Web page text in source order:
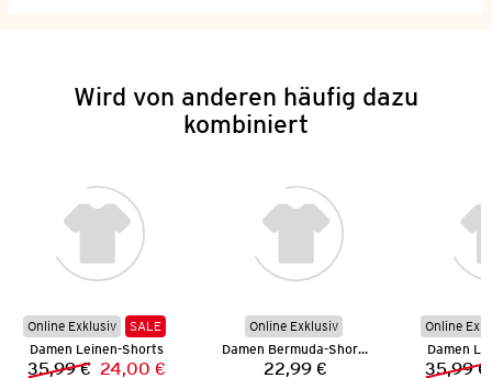
Wird von anderen häufig dazu
kombiniert
Online Exklusiv
SALE
Damen Leinen-Shorts
35,99 € 24,00 €
Online Exklusiv
Damen Bermuda-Shorts
22,99 €
Online
Damen
35,99 €